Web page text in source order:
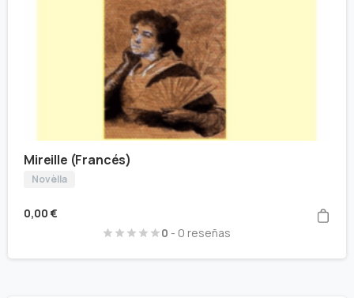
Mireille (Francés)
Novèlla
0,00 €
0 - 0 reseñas